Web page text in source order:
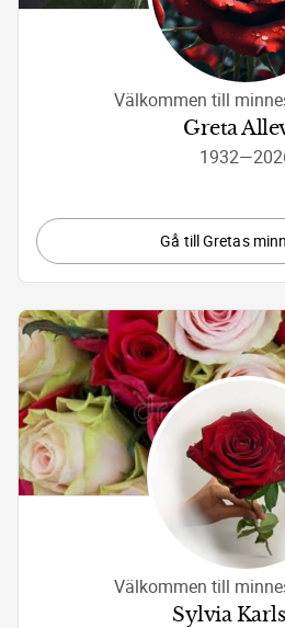
Välkommen till
Greta
1932—
Gå till Gretas
Välkommen till
Sylvia